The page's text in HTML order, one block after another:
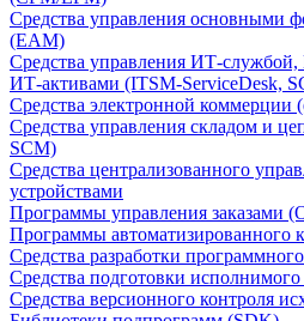
Средства управления основными
(EAM)
Средства управления ИТ-
ИТ-активами (ITSM-ServiceDesk,
Средства электронной коммерции
Средства управления складом и
SCM)
Средства централизованного
устройствами
Программы управления заказами
Программы автоматизированного
Средства разработки
Средства подготовки исполнимого
Средства версионного контроля